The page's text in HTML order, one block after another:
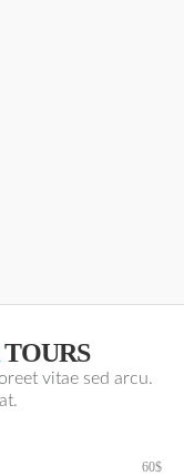
TOURS
vitae sed arcu.
60$